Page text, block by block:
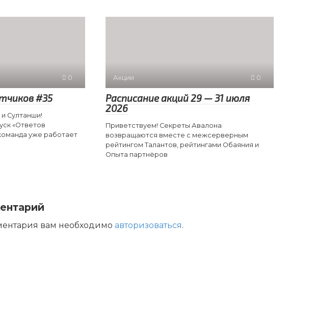
0
#35
Султанши!
«Ответов
уже работает
Акции 0
Расписание акций 29 — 31 июля
2026
Приветствуем! Секреты Авалона
возвращаются вместе с межсерверным
рейтингом Талантов, рейтингами Обаяния и
Опыта партнёров
вам необходимо авторизоваться.